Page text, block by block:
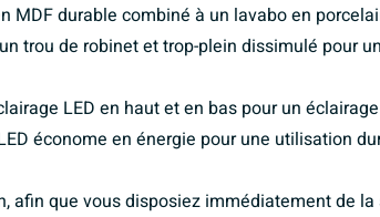
MDF durable combiné à un lavabo en
trou de robinet et trop-plein dissimulé pour
LED en haut et en bas pour un
économe en énergie pour une utilisation
afin que vous disposiez immédiatement de